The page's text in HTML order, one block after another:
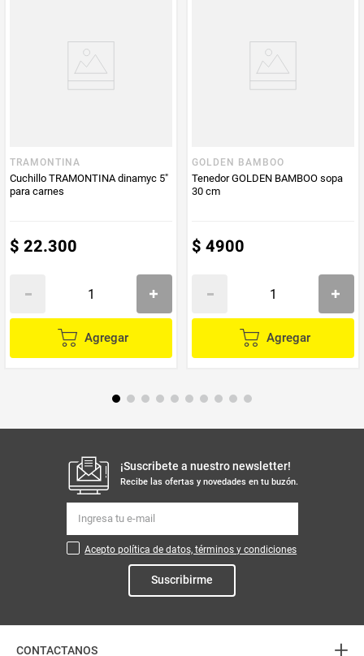
TRAMONTINA
Cuchillo TRAMONTINA dinamyc 5"
para carnes
$ 22.300
Agregar
GOLDEN BAMBOO
Tenedor GOLDEN BAMBOO sopa
30 cm
$ 4900
Agregar
¡Suscribete a nuestro newsletter!
Recibe las ofertas y novedades en tu buzón.
Acepto política de datos, términos y condiciones
Suscribirme
CONTACTANOS